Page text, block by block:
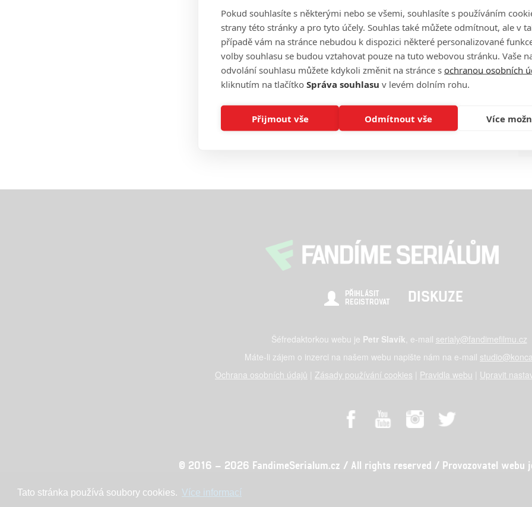
Tato stránka používá soubory cookies. Více informací
PŘIHLÁSIT
REGISTROVAT
DISKUZE
Šéfredaktorkou webu je Petr Slavík, e-mail serialy@fandimefilmu.cz
Máte-li zájem o inzerci na našem webu napište nám na e-mail
Ochrana osobních údajů
Zásady používání cookies Pravidla webu Upravit
© 2016 – 2026 FandimeSerialum.cz / All rights reserved / Provozovatel webu
Pokud souhlasíte s některými nebo se všemi, souhlasíte s používáním
strany této stránky a pro tyto účely. Souhlas také můžete odmítnout, ale v
případě vám na stránce nebudou k dispozici některé personalizované
volby souhlasu se budou vztahovat pouze na tuto webovou stránku. Vaše
odvolání souhlasu můžete kdykoli změnit na stránce s ochranou osobních
kliknutím na tlačítko Správa souhlasu v levém dolním rohu.
Přijmout vše Odmítnout vše Více